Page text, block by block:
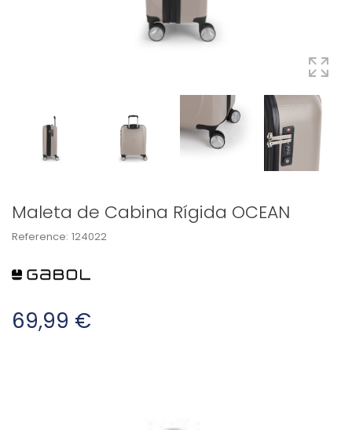
Maleta de Cabina Rígida OCEAN
Reference: 124022
69,99 €